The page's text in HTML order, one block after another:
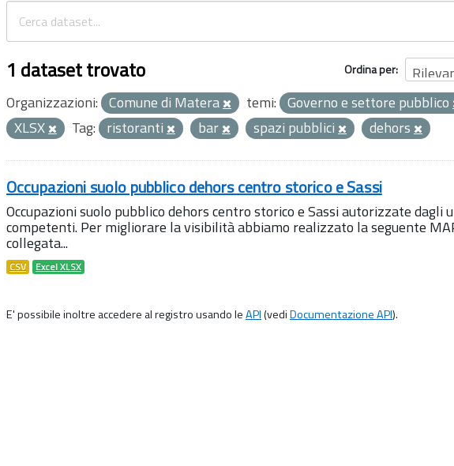
Ordina per
1 dataset trovato
Organizzazioni: Comune di Matera temi: Governo e settore pubblico
XLSX
Tag: ristoranti bar spazi pubblici dehors
Occupazioni suolo pubblico dehors centro storico e Sassi
Occupazioni suolo pubblico dehors centro storico e Sassi autorizzate dagli
competenti. Per migliorare la visibilità abbiamo realizzato la seguente
collegata...
CSV Excel XLSX
E' possibile inoltre accedere al registro usando leAPI(vediDocumentazione API).